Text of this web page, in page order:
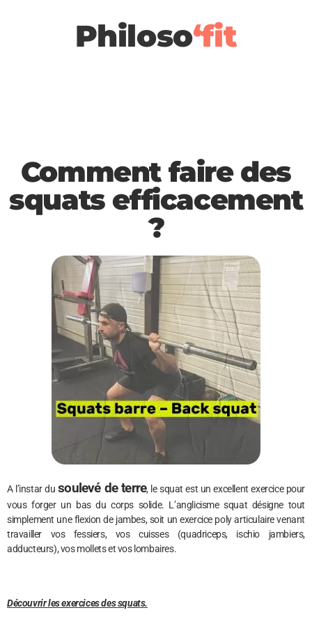
Philoso‘fit
Comment faire des
squats efficacement
?
A l’instar dusoulevé de terre, le squat est un excellent exercice pour
vous forger un bas du corps solide. L’anglicisme squat désigne tout
simplement une flexion de jambes, soit un exercice poly articulaire venant
travailler vos fessiers, vos cuisses (quadriceps, ischio jambiers,
adducteurs), vos mollets et vos lombaires.
Découvrir les exercices des squats.